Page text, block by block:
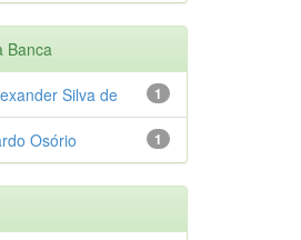
Banca
1
Silva de
1
Osório